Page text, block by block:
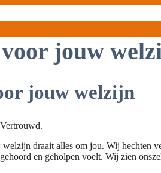
jouw
jouw welzijn
draait alles om jou. Wij hechten
en geholpen voelt. Wij zien